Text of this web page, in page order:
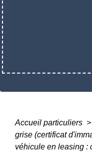
Accueil particuliers >
grise (certificat
véhicule en leasing :